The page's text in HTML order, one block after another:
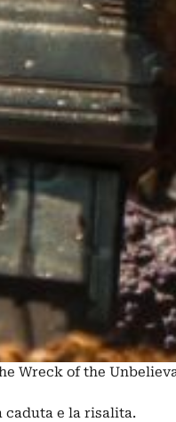
Wreck of the
caduta e la risalita.